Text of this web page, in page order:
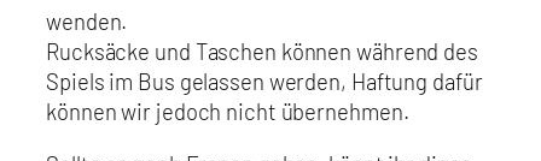
wenden.
Rucksäcke und Taschen können während des
Spiels im Bus gelassen werden, Haftung dafür
können wir jedoch nicht übernehmen.